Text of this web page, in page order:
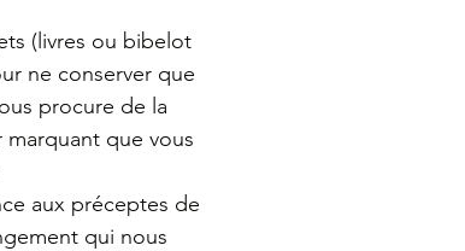
(livres ou bibelot
ne conserver que
procure de la
que vous
aux préceptes de
qui nous